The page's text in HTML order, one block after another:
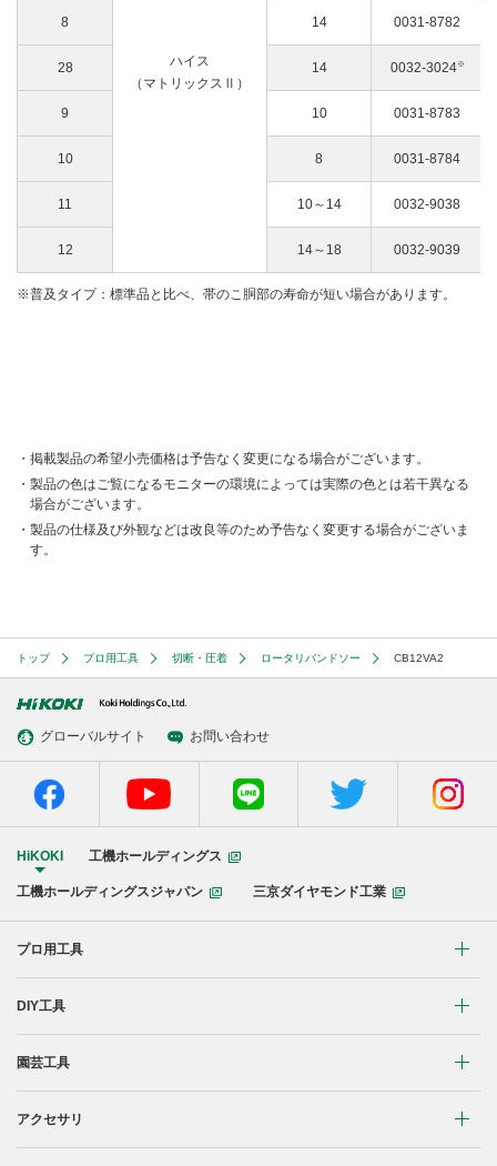
ハイス
（マトリックスⅡ）
8 14 0031-8782
28 14 0032-3024※
9 10 0031-8783
10 8 0031-8784
11 10～14 0032-9038
12 14～18 0032-9039
普及タイプ：標準品と比べ、帯のこ胴部の寿命が短い場合があります。
掲載製品の希望小売価格は予告なく変更になる場合がございます。
製品の色はご覧になるモニターの環境によっては実際の色とは若干異なる
場合がございます。
製品の仕様及び外観などは改良等のため予告なく変更する場合がございま
す。
トップ プロ用工具 切断・圧着 ロータリバンドソー CB12VA2
グローバルサイト お問い合わせ
HiKOKI 工機ホールディングス
工機ホールディングスジャパン 三京ダイヤモンド工業
プロ用工具
リチウムイオンコードレス製品
ブラシレスモーター搭載製品
DIY工具
穴あけ・締付け
清掃・吹き飛ばし
園芸工具
植木バリカン
アクセサリ